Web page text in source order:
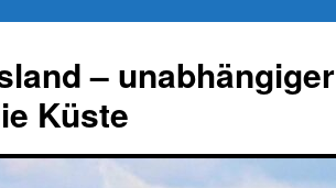
– unabhängiger
Küste